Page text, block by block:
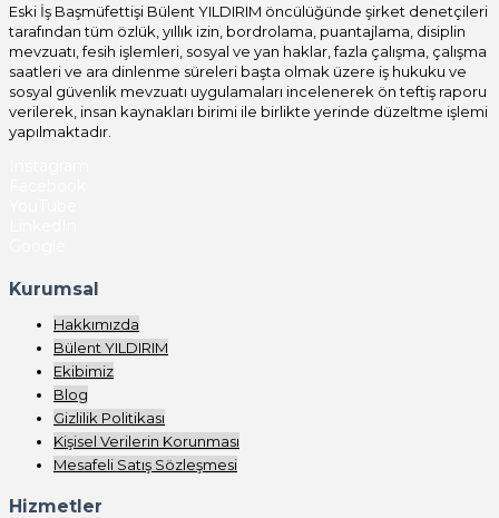
Eski İş Başmüfettişi Bülent YILDIRIM öncülüğünde şirket denetçileri
tarafından tüm özlük, yıllık izin, bordrolama, puantajlama, disiplin
mevzuatı, fesih işlemleri, sosyal ve yan haklar, fazla çalışma, çalışma
saatleri ve ara dinlenme süreleri başta olmak üzere iş hukuku ve
sosyal güvenlik mevzuatı uygulamaları incelenerek ön teftiş raporu
verilerek, insan kaynakları birimi ile birlikte yerinde düzeltme işlemi
yapılmaktadır.
Kurumsal
Hakkımızda
Bülent YILDIRIM
Ekibimiz
Blog
Gizlilik Politikası
Kişisel Verilerin Korunması
Mesafeli Satış Sözleşmesi
Hizmetler